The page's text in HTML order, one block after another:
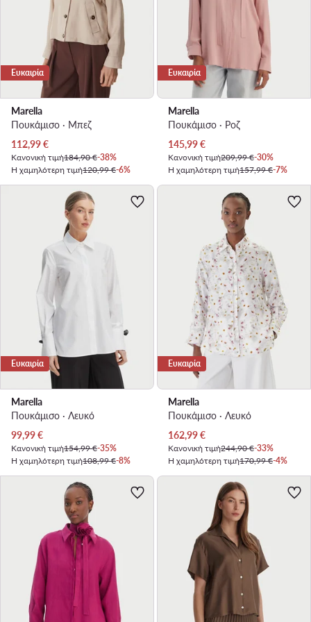
Ευκαιρία
Marella
Πουκάμισο · Μπεζ
Τρέχουσα τιμή
112,99€
Κανονική τιμή184,90 €-38%
Η χαμηλότερη τιμή120,99 €-6%
Ευκαιρία
Marella
Πουκάμισο · Ροζ
Τρέχουσα τιμή
145,99€
Κανονική τιμή209,99 €-30%
Η χαμηλότερη τιμή157,99 €-7%
Ευκαιρία
Marella
Πουκάμισο · Λευκό
Τρέχουσα τιμή
99,99€
Κανονική τιμή154,99 €-35%
Η χαμηλότερη τιμή108,99 €-8%
Ευκαιρία
Marella
Πουκάμισο · Λευκό
Τρέχουσα τιμή
162,99€
Κανονική τιμή244,90 €-33%
Η χαμηλότερη τιμή170,99 €-4%